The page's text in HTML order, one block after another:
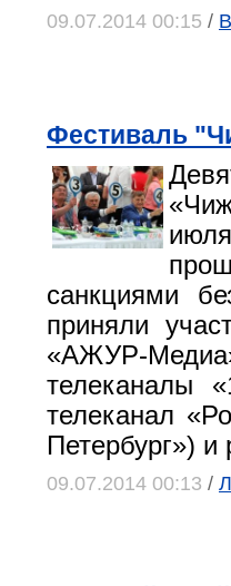
09.07.2014 00:15 /
Фестиваль
санкциями
приняли
«АЖУР-
телеканалы
телеканал
Петербург»)
09.07.2014 00:13 /